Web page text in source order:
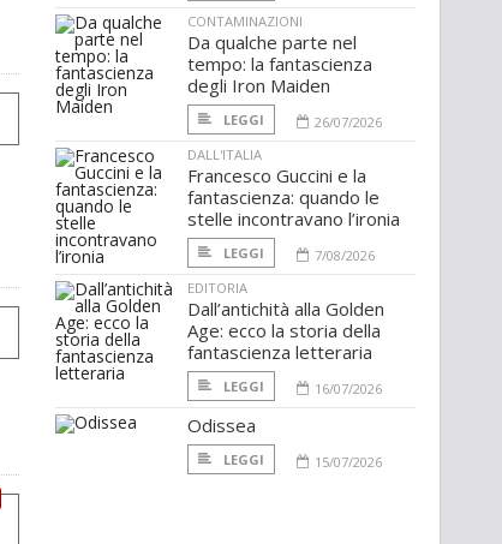
CONTAMINAZIONI
Da qualche parte nel
tempo: la fantascienza
degli Iron Maiden
LEGGI
26/07/2026
DALL'ITALIA
Francesco Guccini e la
fantascienza: quando le
stelle incontravano l’ironia
LEGGI
7/08/2026
EDITORIA
Dall’antichità alla Golden
Age: ecco la storia della
fantascienza letteraria
LEGGI 16/07/2026
Odissea
LEGGI 15/07/2026